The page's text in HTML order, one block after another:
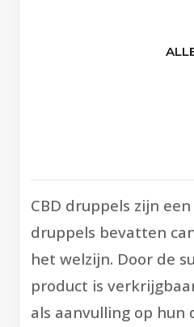
CBD druppels zijn
druppels bevatten
het welzijn. Door de
product is
als aanvulling op